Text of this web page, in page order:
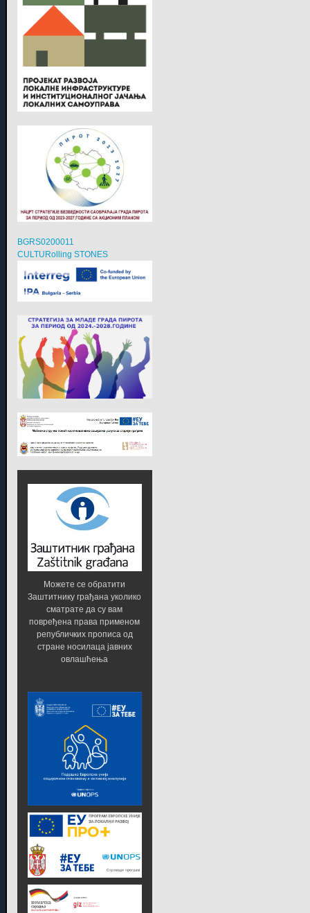
BGRS0200011
CULTURolling STONES
Можете се обратити
Заштитнику грађана уколико
сматрате да су вам
повређена права применом
републичких прописа од
стране носилаца јавних
овлашћења